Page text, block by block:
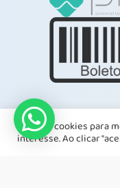
Usamos cookies para
interesse. Ao clicar